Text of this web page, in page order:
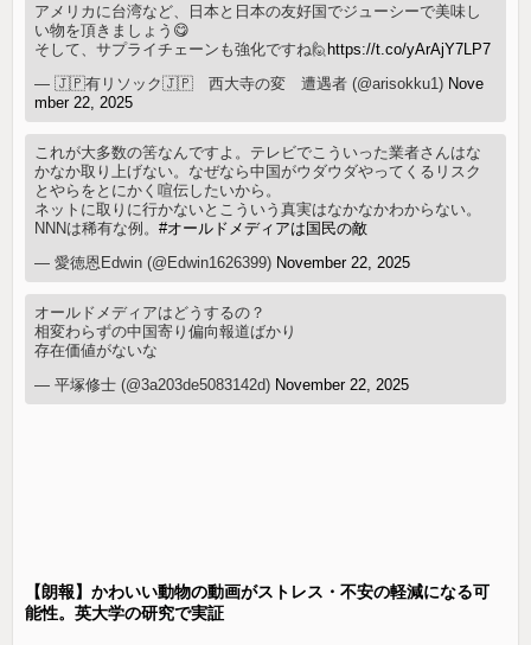
アメリカに台湾など、日本と日本の友好国でジューシーで美味し
い物を頂きましょう😋
そして、サプライチェーンも強化ですね🙋 https://t.co/yArAjY7LP7
— 🇯🇵有リソック🇯🇵 西大寺の変 遭遇者 (@arisokku1) Nove
mber 22, 2025
これが大多数の筈なんですよ。テレビでこういった業者さんはな
かなか取り上げない。なぜなら中国がウダウダやってくるリスク
とやらをとにかく喧伝したいから。
ネットに取りに行かないとこういう真実はなかなかわからない。
NNNは稀有な例。#オールドメディアは国民の敵
— 愛徳恩Edwin (@Edwin1626399) November 22, 2025
オールドメディアはどうするの？
相変わらずの中国寄り偏向報道ばかり
存在価値がないな
— 平塚修士 (@3a203de5083142d) November 22, 2025
【朗報】かわいい動物の動画がストレス・不安の軽減になる可
能性。英大学の研究で実証